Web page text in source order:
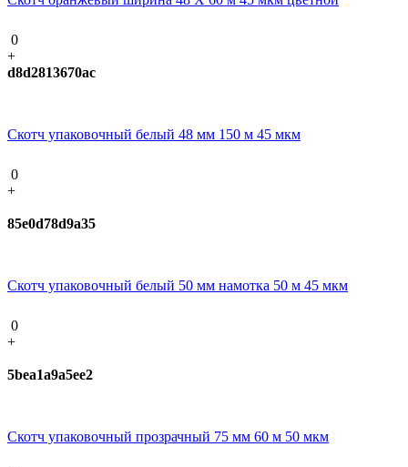
0
+
d8d2813670ac
Скотч упаковочный белый 48 мм 150 м 45 мкм
0
+
85e0d78d9a35
Скотч упаковочный белый 50 мм намотка 50 м 45 мкм
0
+
5bea1a9a5ee2
Скотч упаковочный прозрачный 75 мм 60 м 50 мкм